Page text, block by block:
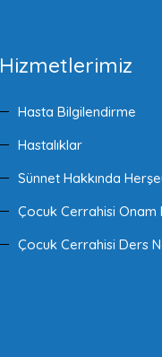
Hizmetlerimiz
Hasta Bilgilendirme
Hastalıklar
Sünnet Hakkında
Çocuk Cerrahisi Onam
Çocuk Cerrahisi Ders